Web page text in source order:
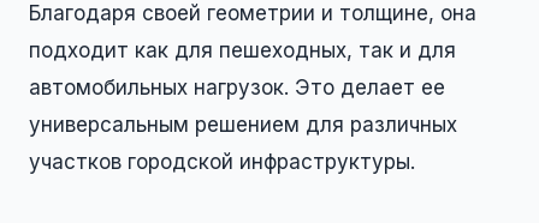
Благодаря своей геометрии и толщине, она
подходит как для пешеходных, так и для
автомобильных нагрузок. Это делает ее
универсальным решением для различных
участков городской инфраструктуры.